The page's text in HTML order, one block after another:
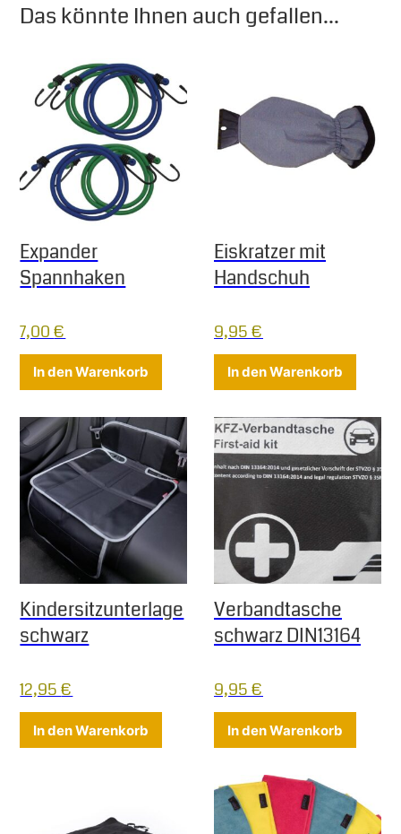
Das könnte Ihnen auch gefallen...
Expander
Spannhaken
7,00€
In den Warenkorb
Eiskratzer mit
Handschuh
9,95€
In den Warenkorb
Kindersitzunterlage
schwarz
12,95€
In den Warenkorb
Verbandtasche
schwarz DIN13164
9,95€
In den Warenkorb